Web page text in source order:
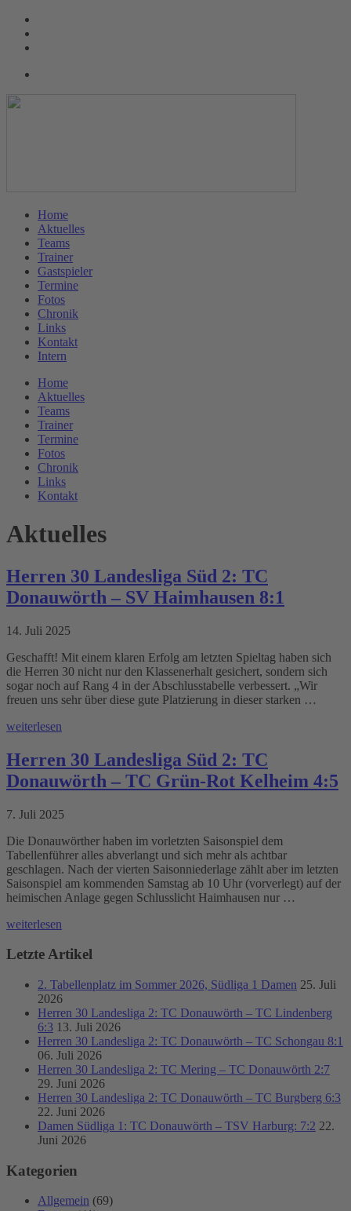
Home
Aktuelles
Teams
Trainer
Gastspieler
Termine
Fotos
Chronik
Links
Kontakt
Intern
Home
Aktuelles
Teams
Trainer
Termine
Fotos
Chronik
Links
Kontakt
Aktuelles
Herren 30 Landesliga Süd 2: TC
Donauwörth – SV Haimhausen 8:1
14. Juli 2025
Geschafft! Mit einem klaren Erfolg am letzten Spieltag haben sich
die Herren 30 nicht nur den Klassenerhalt gesichert, sondern sich
sogar noch auf Rang 4 in der Abschlusstabelle verbessert. „Wir
freuen uns sehr über diese gute Platzierung in dieser starken …
weiterlesen
Herren 30 Landesliga Süd 2: TC
Donauwörth – TC Grün-Rot Kelheim 4:5
7. Juli 2025
Die Donauwörther haben im vorletzten Saisonspiel dem
Tabellenführer alles abverlangt und sich mehr als achtbar
geschlagen. Nach der vierten Saisonniederlage zählt aber im letzten
Saisonspiel am kommenden Samstag ab 10 Uhr (vorverlegt) auf der
heimischen Anlage gegen Schlusslicht Haimhausen nur …
weiterlesen
Letzte Artikel
2. Tabellenplatz im Sommer 2026, Südliga 1 Damen 25. Juli
2026
Herren 30 Landesliga 2: TC Donauwörth – TC Lindenberg
6:3 13. Juli 2026
Herren 30 Landesliga 2: TC Donauwörth – TC Schongau 8:1
06. Juli 2026
Herren 30 Landesliga 2: TC Mering – TC Donauwörth 2:7
29. Juni 2026
Herren 30 Landesliga 2: TC Donauwörth – TC Burgberg 6:3
22. Juni 2026
Damen Südliga 1: TC Donauwörth – TSV Harburg: 7:2 22.
Juni 2026
Kategorien
Allgemein (69)